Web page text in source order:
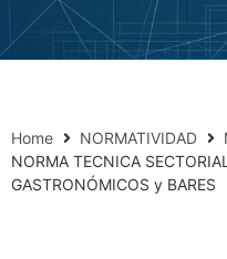
Home NORMATIVIDAD
NORMA TECNICA
GASTRONÓMICOS y BARES